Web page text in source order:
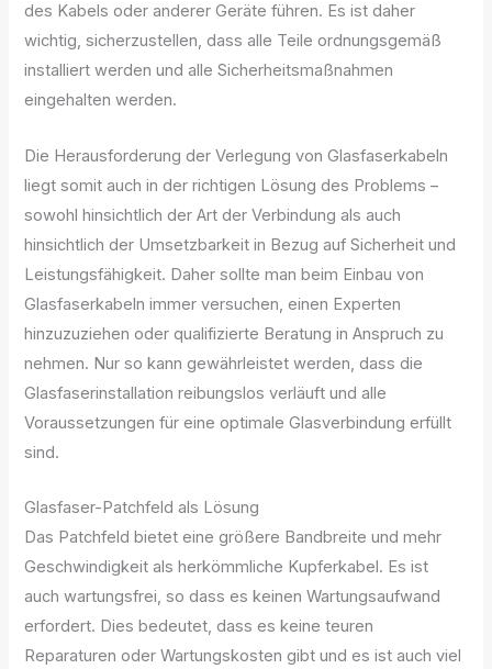
des Kabels oder anderer Geräte führen. Es ist daher
wichtig, sicherzustellen, dass alle Teile ordnungsgemäß
installiert werden und alle Sicherheitsmaßnahmen
eingehalten werden.
Die Herausforderung der Verlegung von Glasfaserkabeln
liegt somit auch in der richtigen Lösung des Problems –
sowohl hinsichtlich der Art der Verbindung als auch
hinsichtlich der Umsetzbarkeit in Bezug auf Sicherheit und
Leistungsfähigkeit. Daher sollte man beim Einbau von
Glasfaserkabeln immer versuchen, einen Experten
hinzuzuziehen oder qualifizierte Beratung in Anspruch zu
nehmen. Nur so kann gewährleistet werden, dass die
Glasfaserinstallation reibungslos verläuft und alle
Voraussetzungen für eine optimale Glasverbindung erfüllt
sind.
Glasfaser-Patchfeld als Lösung
Das Patchfeld bietet eine größere Bandbreite und mehr
Geschwindigkeit als herkömmliche Kupferkabel. Es ist
auch wartungsfrei, so dass es keinen Wartungsaufwand
erfordert. Dies bedeutet, dass es keine teuren
Reparaturen oder Wartungskosten gibt und es ist auch viel